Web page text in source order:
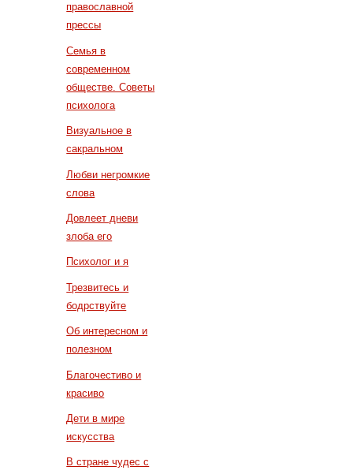
православной
прессы
Семья в
современном
обществе. Советы
психолога
Визуальное в
сакральном
Любви негромкие
слова
Довлеет дневи
злоба его
Психолог и я
Трезвитесь и
бодрствуйте
Об интересном и
полезном
Благочестиво и
красиво
Дети в мире
искусства
В стране чудес с